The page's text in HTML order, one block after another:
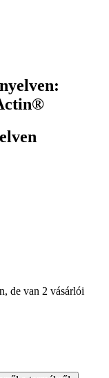
de van 2 vásárlói